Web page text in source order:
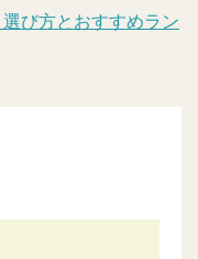
び方とおすすめラン